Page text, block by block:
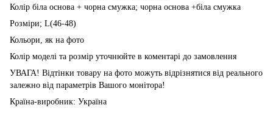
Колір біла основа + чорна смужка; чорна основа +біла смужка
Розміри; L(46-48)
Кольори, як на фото
Колір моделі та розмір уточнюйте в коментарі до замовлення
УВАГА! Відтінки товару на фото можуть відрізнятися від реального
залежно від параметрів Вашого монітора!
Країна-виробник: Україна